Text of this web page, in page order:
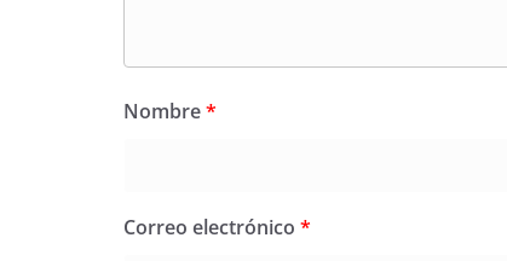
Nombre*
Correo electrónico *